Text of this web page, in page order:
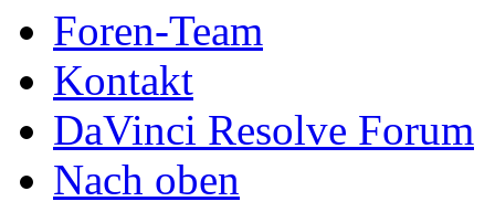
Foren-Team
Kontakt
DaVinci Resolve Forum
Nach oben